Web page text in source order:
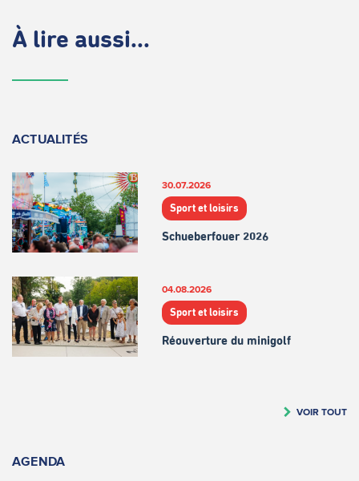
À lire aussi...
ACTUALITÉS
30.07.2026
Sport et loisirs
Schueberfouer 2026
04.08.2026
Sport et loisirs
Réouverture du minigolf
VOIR TOUT
AGENDA